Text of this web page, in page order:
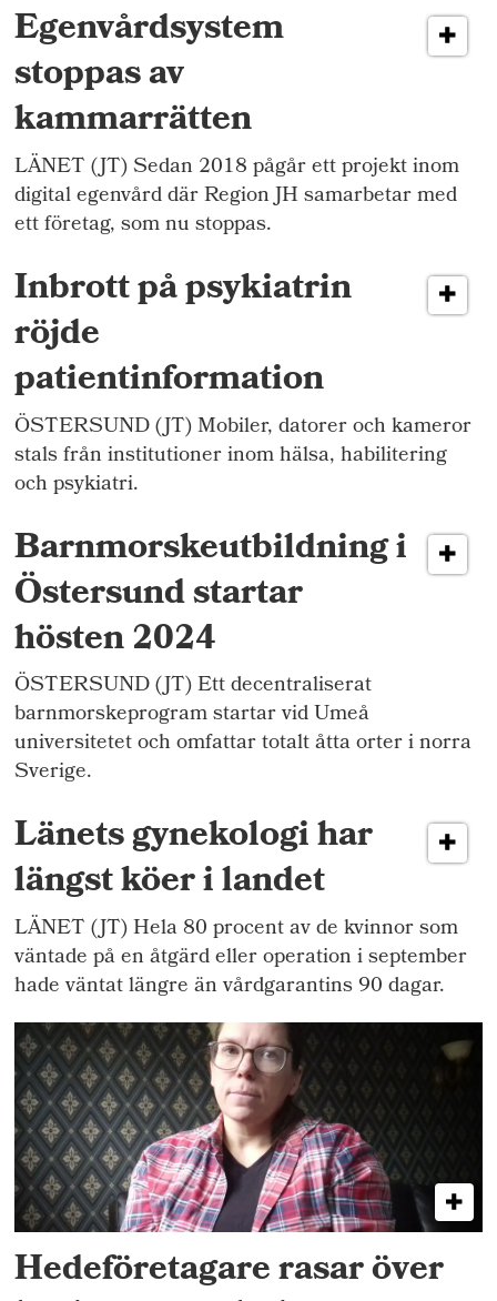
Egenvårdsystem
stoppas av
kammarrätten
LÄNET (JT) Sedan 2018 pågår ett projekt inom
digital egenvård där Region JH samarbetar med
ett företag, som nu stoppas.
Inbrott på psykiatrin
röjde
patientinformation
ÖSTERSUND (JT) Mobiler, datorer och kameror
stals från institutioner inom hälsa, habilitering
och psykiatri.
Barnmorskeutbildning i
Östersund startar
hösten 2024
ÖSTERSUND (JT) Ett decentraliserat
barnmorskeprogram startar vid Umeå
universitetet och omfattar totalt åtta orter i norra
Sverige.
Länets gynekologi har
längst köer i landet
LÄNET (JT) Hela 80 procent av de kvinnor som
väntade på en åtgärd eller operation i september
hade väntat längre än vårdgarantins 90 dagar.
Hedeföretagare rasar över